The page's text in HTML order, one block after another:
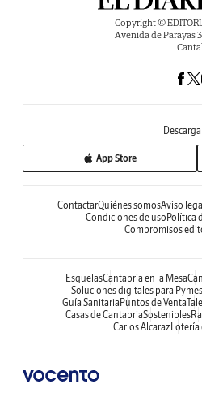
Copyright ©
Avenida de Parayas
App Store
ContactarQuiénes somosAviso
Condiciones de usoPolítica
Compromisos
EsquelasCantabria en la Mesa
Soluciones digitales para Pymes
Guía SanitariaPuntos de Venta
Casas de CantabriaSostenibles
Carlos AlcarazLotería